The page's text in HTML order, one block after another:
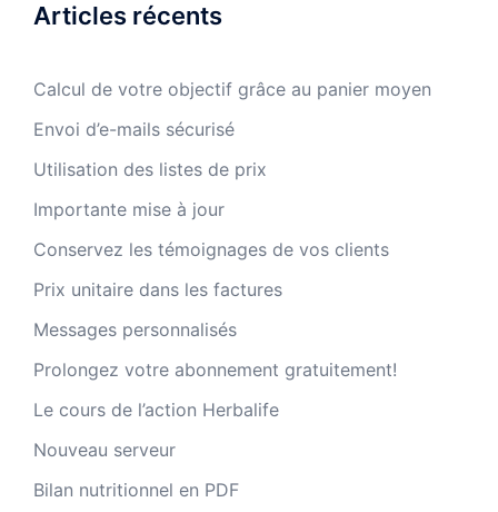
Articles récents
Calcul de votre objectif grâce au panier moyen
Envoi d’e-mails sécurisé
Utilisation des listes de prix
Importante mise à jour
Conservez les témoignages de vos clients
Prix unitaire dans les factures
Messages personnalisés
Prolongez votre abonnement gratuitement!
Le cours de l’action Herbalife
Nouveau serveur
Bilan nutritionnel en PDF